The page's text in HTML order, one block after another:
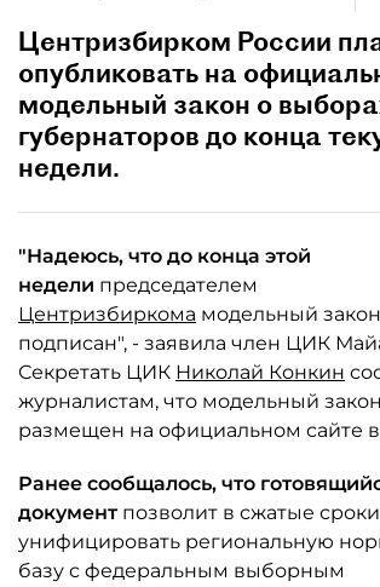
Центризбирком России
опубликовать на
модельный закон о
губернаторов до конца
недели.
"Надеюсь, что до конца этой
недели председателем
Центризбиркома модельный
подписан", - заявила член ЦИК
Секретать ЦИК Николай Конкин
журналистам, что модельный
размещен на официальном сайте
Ранее сообщалось, что
документпозволит в сжатые сроки
унифицировать региональную
базу с федеральным выборным